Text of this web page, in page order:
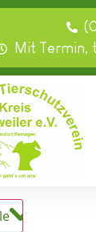
Mit Termin,